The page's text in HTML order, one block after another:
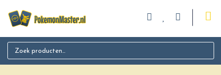
Search for: